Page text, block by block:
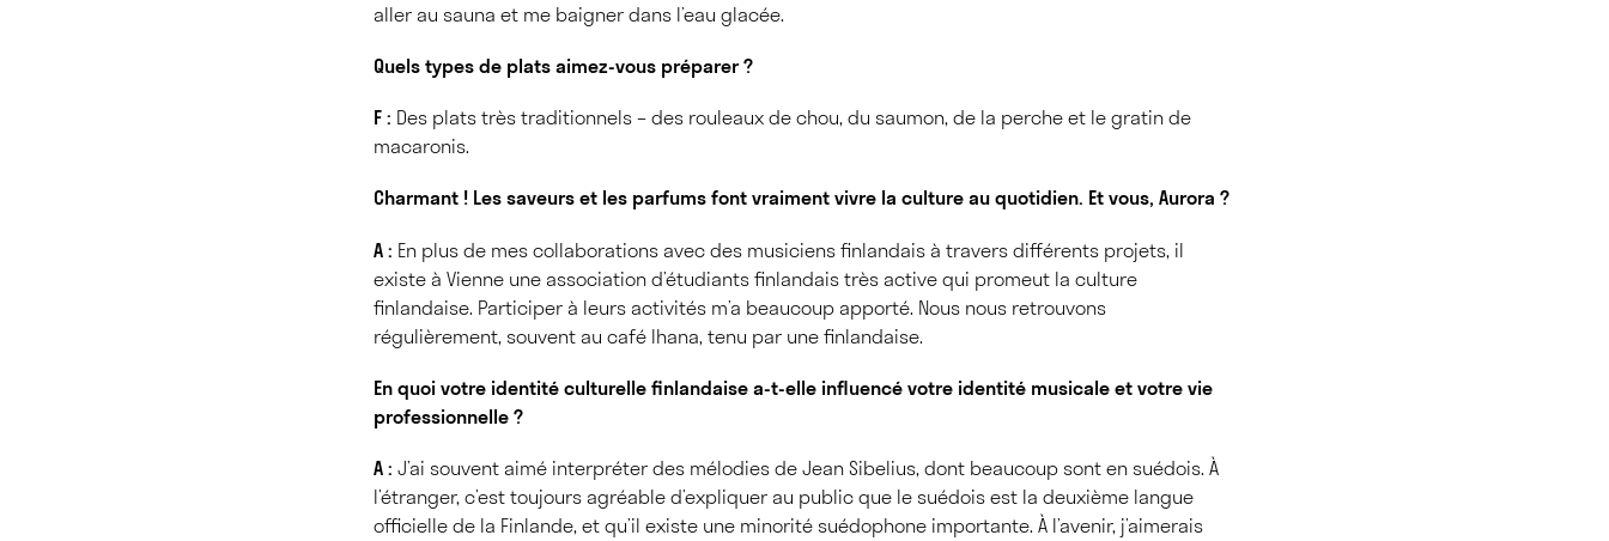
aller au sauna et me baigner dans l’eau glacée.
Quels types de plats aimez-vous préparer ?
F : Des plats très traditionnels – des rouleaux de chou, du saumon, de la perche et le gratin de
macaronis.
Charmant ! Les saveurs et les parfums font vraiment vivre la culture au quotidien. Et vous, Aurora ?
A : En plus de mes collaborations avec des musiciens finlandais à travers différents projets, il
existe à Vienne une association d’étudiants finlandais très active qui promeut la culture
finlandaise. Participer à leurs activités m’a beaucoup apporté. Nous nous retrouvons
régulièrement, souvent au café Ihana, tenu par une finlandaise.
En quoi votre identité culturelle finlandaise a-t-elle influencé votre identité musicale et votre vie
professionnelle ?
A : J’ai souvent aimé interpréter des mélodies de Jean Sibelius, dont beaucoup sont en suédois. À
l’étranger, c’est toujours agréable d’expliquer au public que le suédois est la deuxième langue
officielle de la Finlande, et qu’il existe une minorité suédophone importante. À l’avenir, j’aimerais